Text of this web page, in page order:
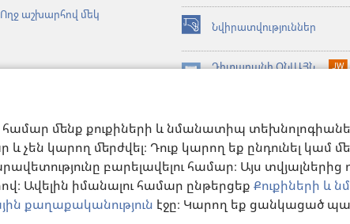
համար մենք քուքիների և նմանատիպ
կարող մերժվել։ Դուք կարող եք ընդունել կամ
բարելավելու համար։ Այս տվյալներից
Ավելին իմանալու համար ընթերցեք Քուքիների և
քաղաքականություն էջը։ Կարող եք ցանկացած
Ողջ աշխարհով մեկ
Նվիրատվություններ
(բացվում
է
նոր
Դիտարանի ՕՆԼԱՅՆ
պատուհան)
հավելված
Tower Bible and Tract Society of Pennsylvania.